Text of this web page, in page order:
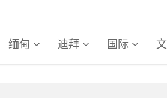
缅甸 迪拜 国际